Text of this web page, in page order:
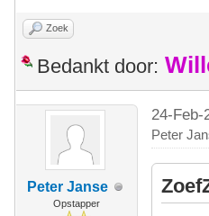
Zoek
Bedankt door:
Peter Janse
Opstapper
24-Feb-
Peter